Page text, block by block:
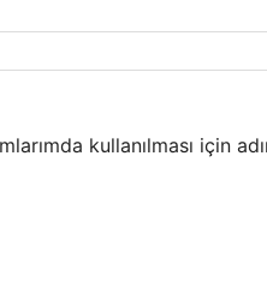
kullanılması için